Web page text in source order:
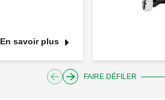
En savoir plus
FAIRE DÉFILER